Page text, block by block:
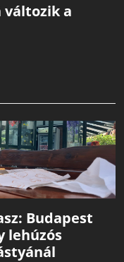
a
Budapest
lehúzós